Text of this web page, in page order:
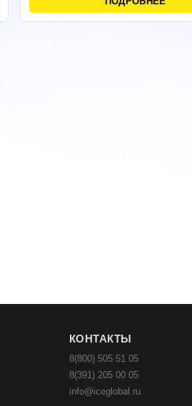
КОНТАКТЫ
8(800) 505 51 05
8(391) 205 00 05
info@iceglobal.ru